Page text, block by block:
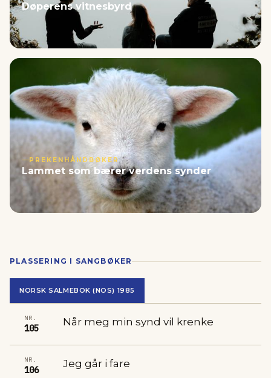
Døperens vitnesbyrd
PREKENHÅNDBØKER
Lammet som bærer verdens synder
PLASSERING I SANGBØKER
NORSK SALMEBOK (NOS) 1985
NR.
105
Når meg min synd vil krenke
NR.
106
Jeg går i fare